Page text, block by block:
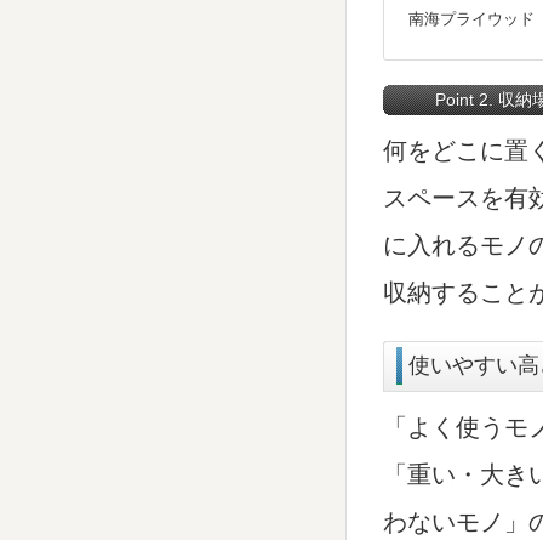
南海プライウッド
Point 2. 収納
何をどこに置
スペースを有
に入れるモノ
収納すること
使いやすい
「よく使う
「重い・大
わないモノ」